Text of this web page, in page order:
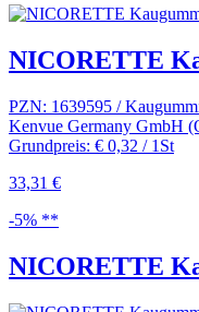
NICORETTE
PZN: 1639595 /
Kenvue Germany GmbH
Grundpreis: € 0,32 / 1St
33,31 €
-5% **
NICORETTE